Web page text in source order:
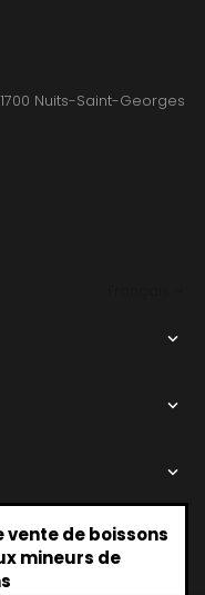
Nuits-Saint-Georges



de boissons
mineurs de